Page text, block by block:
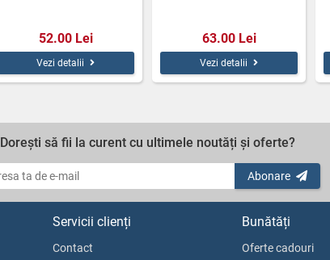
52.00 Lei
Vezi detalii
63.00 Lei
Vezi detalii
Dorești să fii la curent cu ultimele noutăți și oferte?
Abonare
Servicii clienți
Contact
Bunătăți
Oferte cadouri